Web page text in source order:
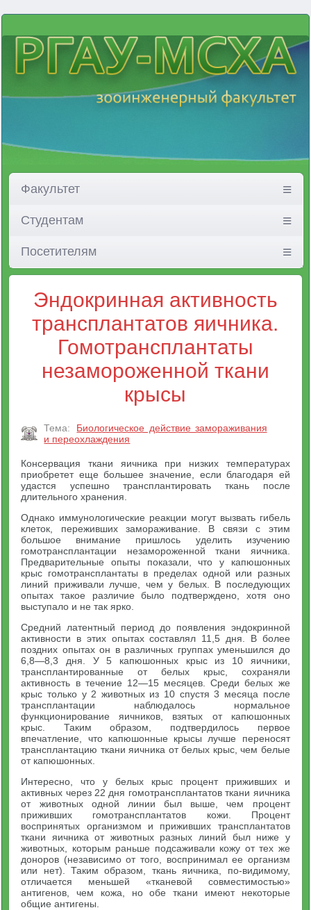
Факультет
Студентам
Посетителям
Эндокринная активность
трансплантатов яичника.
Гомотрансплантаты
незамороженной ткани
крысы
Тема:
Биологическое действие замораживания
и переохлаждения
Консервация ткани яичника при низких температурах
приобретет еще большее значение, если благодаря ей
удастся успешно трансплантировать ткань после
длительного хранения.
Однако иммунологические реакции могут вызвать гибель
клеток, переживших замораживание. В связи с этим
большое внимание пришлось уделить изучению
гомотрансплантации незамороженной ткани яичника.
Предварительные опыты показали, что у капюшонных
крыс гомотрансплантаты в пределах одной или разных
линий приживали лучше, чем у белых. В последующих
опытах такое различие было подтверждено, хотя оно
выступало и не так ярко.
Средний латентный период до появления эндокринной
активности в этих опытах составлял 11,5 дня. В более
поздних опытах он в различных группах уменьшился до
6,8—8,3 дня. У 5 капюшонных крыс из 10 яичники,
трансплантированные от белых крыс, сохраняли
активность в течение 12—15 месяцев. Среди белых же
крыс только у 2 животных из 10 спустя 3 месяца после
трансплантации наблюдалось нормальное
функционирование яичников, взятых от капюшонных
крыс. Таким образом, подтвердилось первое
впечатление, что капюшонные крысы лучше переносят
трансплантацию ткани яичника от белых крыс, чем белые
от капюшонных.
Интересно, что у белых крыс процент приживших и
активных через 22 дня гомотрансплантатов ткани яичника
от животных одной линии был выше, чем процент
приживших гомотрансплантатов кожи. Процент
воспринятых организмом и приживших трансплантатов
ткани яичника от животных разных линий был ниже у
животных, которым раньше подсаживали кожу от тех же
доноров (независимо от того, воспринимал ее организм
или нет). Таким образом, ткань яичника, по-видимому,
отличается меньшей «тканевой совместимостью»
антигенов, чем кожа, но обе ткани имеют некоторые
общие антигены.